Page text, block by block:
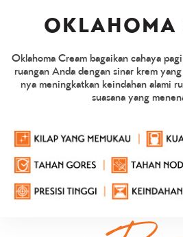
OKLAHOMA
Oklahoma Cream bagaikan cahaya
ruangan Anda dengan sinar krem
nya meningkatkan keindahan alami
suasana yang